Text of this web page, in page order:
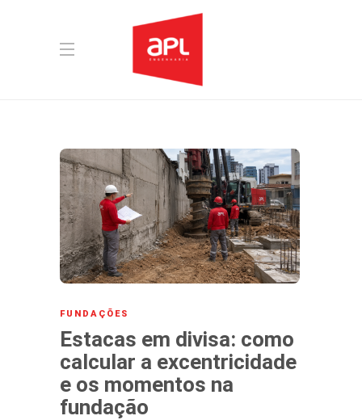
FUNDAÇÕES
Estacas em divisa: como
calcular a excentricidade
e os momentos na
fundação